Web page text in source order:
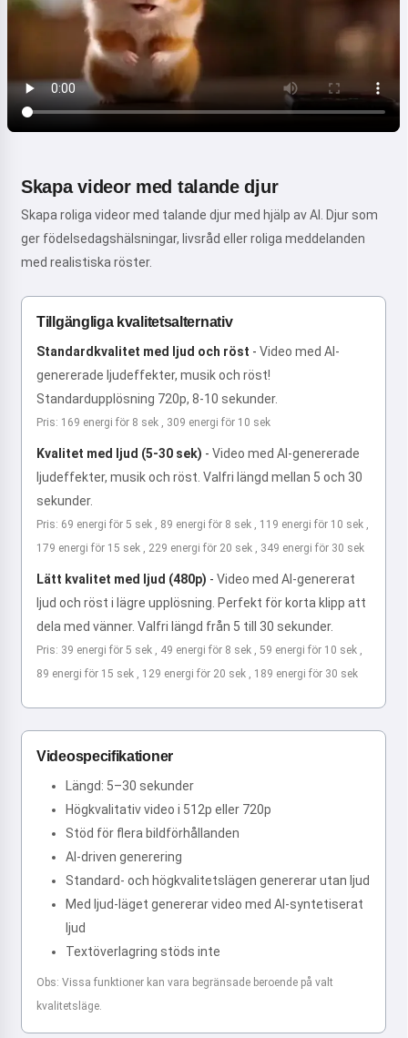
Skapa videor med talande djur
Skapa roliga videor med talande djur med hjälp av AI. Djur som
ger födelsedagshälsningar, livsråd eller roliga meddelanden
med realistiska röster.
Tillgängliga kvalitetsalternativ
Standardkvalitet med ljud och röst - Video med AI-
genererade ljudeffekter, musik och röst!
Standardupplösning 720p, 8-10 sekunder.
Pris: 169 energi för 8 sek , 309 energi för 10 sek
Kvalitet med ljud (5-30 sek) - Video med AI-genererade
ljudeffekter, musik och röst. Valfri längd mellan 5 och 30
sekunder.
Pris: 69 energi för 5 sek , 89 energi för 8 sek , 119 energi för 10 sek ,
179 energi för 15 sek , 229 energi för 20 sek , 349 energi för 30 sek
Lätt kvalitet med ljud (480p) - Video med AI-genererat
ljud och röst i lägre upplösning. Perfekt för korta klipp att
dela med vänner. Valfri längd från 5 till 30 sekunder.
Pris: 39 energi för 5 sek , 49 energi för 8 sek , 59 energi för 10 sek ,
89 energi för 15 sek , 129 energi för 20 sek , 189 energi för 30 sek
Videospecifikationer
Längd: 5–30 sekunder
Högkvalitativ video i 512p eller 720p
Stöd för flera bildförhållanden
AI-driven generering
Standard- och högkvalitetslägen genererar utan ljud
Med ljud-läget genererar video med AI-syntetiserat
ljud
Textöverlagring stöds inte
Obs: Vissa funktioner kan vara begränsade beroende på valt
kvalitetsläge.